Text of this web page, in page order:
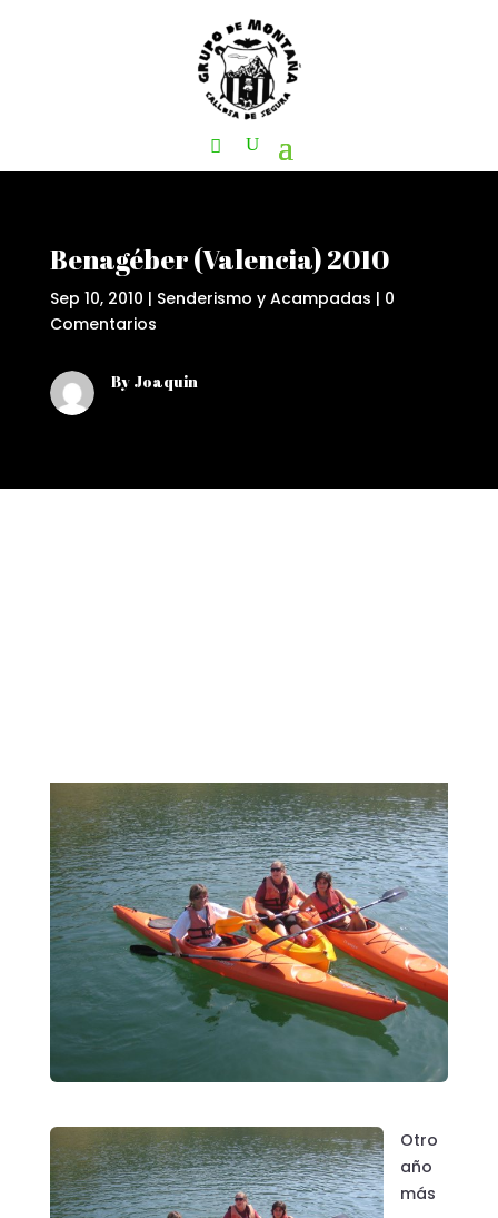
Benagéber (Valencia) 2010
Sep 10, 2010 | Senderismo y Acampadas | 0
Comentarios
By Joaquin
Otro
año
más